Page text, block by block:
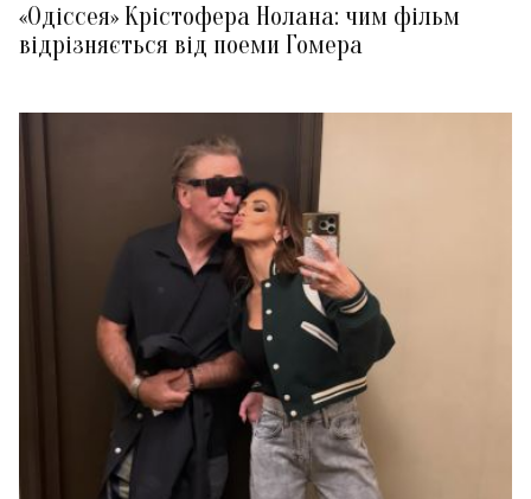
«Одіссея» Крістофера Нолана: чим фільм
відрізняється від поеми Гомера